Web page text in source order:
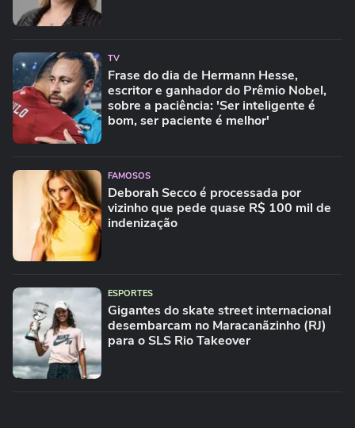
TV
Frase do dia de Hermann Hesse,
escritor e ganhador do Prêmio Nobel,
sobre a paciência: 'Ser inteligente é
bom, ser paciente é melhor'
FAMOSOS
Deborah Secco é processada por
vizinho que pede quase R$ 100 mil de
indenização
ESPORTES
Gigantes do skate street internacional
desembarcam no Maracanãzinho (RJ)
para o SLS Rio Takeover